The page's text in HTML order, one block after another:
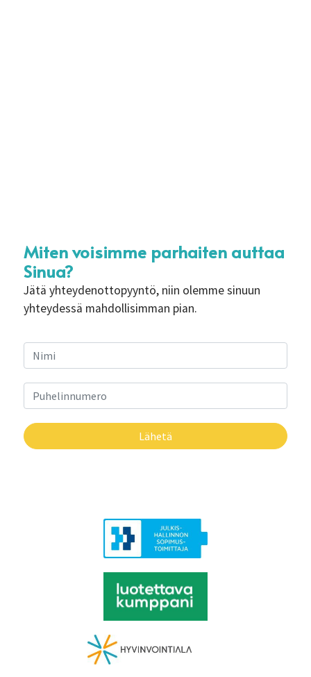
Miten voisimme parhaiten auttaa
Sinua?
Jätä yhteydenottopyyntö, niin olemme sinuun
yhteydessä mahdollisimman pian.
Lähetä